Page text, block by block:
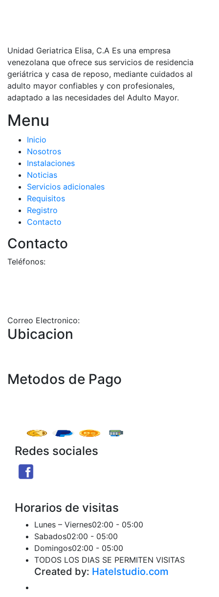
Unidad Geriatrica Elisa, C.A Es una empresa
venezolana que ofrece sus servicios de residencia
geriátrica y casa de reposo, mediante cuidados al
adulto mayor confiables y con profesionales,
adaptado a las necesidades del Adulto Mayor.
Menu
Inicio
Nosotros
Instalaciones
Noticias
Servicios adicionales
Requisitos
Registro
Contacto
Contacto
Teléfonos:
Correo Electronico:
Ubicacion
Metodos de Pago
Redes sociales
Horarios de visitas
Lunes – Viernes02:00 - 05:00
Sabados02:00 - 05:00
Domingos02:00 - 05:00
TODOS LOS DIAS SE PERMITEN VISITAS
Created by: Hatelstudio.com